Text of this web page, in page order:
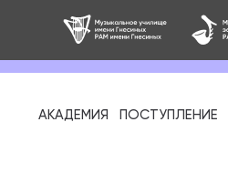
АКАДЕМИЯ ПОСТУПЛЕНИЕ